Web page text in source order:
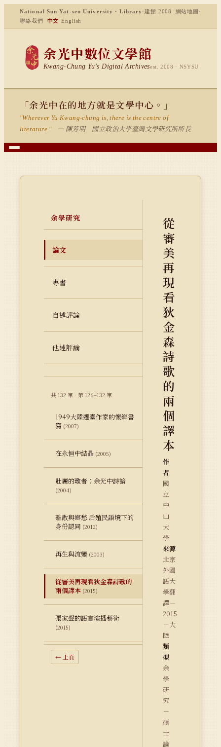
National Sun Yat-sen University · Library ·建館 2008 網站地圖 ·
聯絡我們
中文·English
余光中數位文學館
Kwang-Chung Yu's Digital Archivesest. 2008 · NSYSU
「余光中在的地方就是文學中心。」
"Wherever Yu Kwang-chung is, there is the centre of
literature."
— 陳芳明 國立政治大學臺灣文學研究所所長
余學研究
論文
專書
自述評論
他述評論
共 132 筆 · 第 126–132 筆
1949大陸遷臺作家的懷鄉書
寫 (2007)
在永恒中結晶 (2005)
壯麗的歌者：余光中詩論
(2004)
離散與鄉愁:后殖民語境下的
身份認同 (2012)
再生與流變 (2003)
從審美再現看狄金森詩歌的
兩個譯本 (2015)
張家聲的語言演播藝術
(2015)
← 上頁
從
審
美
再
現
看
狄
金
森
詩
歌
的
兩
個
譯
本
作
者
國
立
中
山
大
學
來源
北京
外國
語大
學翻
譯－
2015
－大
陸
類
型
余
學
研
究
－
碩
士
論